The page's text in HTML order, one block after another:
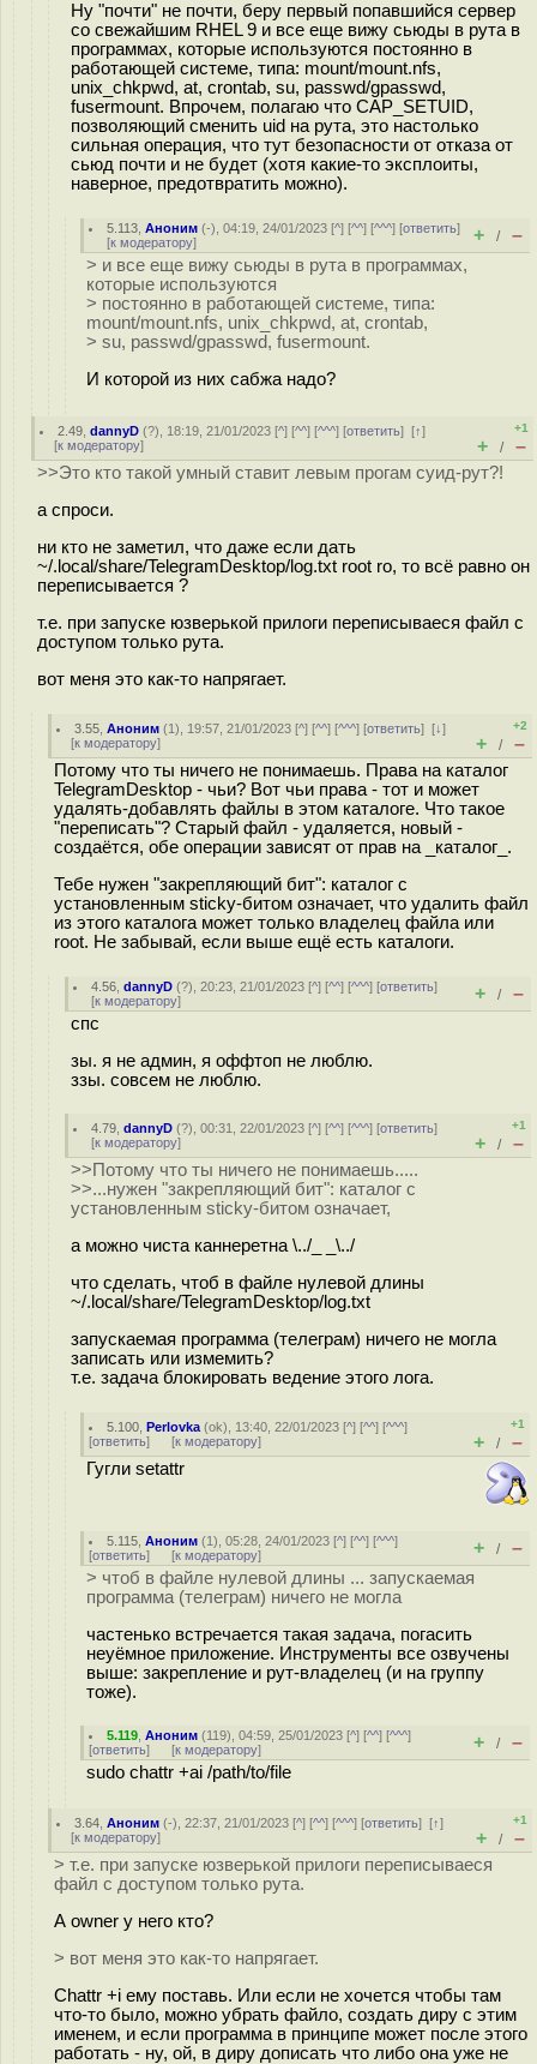
Ну "почти" не почти, беру первый попавшийся сервер
со свежайшим RHEL 9 и все еще вижу сьюды в рута в
программах, которые используются постоянно в
работающей системе, типа: mount/mount.nfs,
unix_chkpwd, at, crontab, su, passwd/gpasswd,
fusermount. Впрочем, полагаю что CAP_SETUID,
позволяющий сменить uid на рута, это настолько
сильная операция, что тут безопасности от отказа от
сьюд почти и не будет (хотя какие-то эксплоиты,
наверное, предотвратить можно).
5.113 ,Аноним (-), 04:19, 24/01/2023 [^] [^^] [^^^] [ответить]
[к модератору] + / –
> и все еще вижу сьюды в рута в программах,
которые используются
> постоянно в работающей системе, типа:
mount/mount.nfs, unix_chkpwd, at, crontab,
> su, passwd/gpasswd, fusermount.
И которой из них сабжа надо?
2.49 ,dannyD (?), 18:19, 21/01/2023 [^] [^^] [^^^] [ответить][↑]
[к модератору]
+1
+ / –
>>Это кто такой умный ставит левым прогам суид-рут?!
а спроси.
ни кто не заметил, что даже если дать
~/.local/share/TelegramDesktop/log.txt root ro, то всё равно он
переписывается ?
т.е. при запуске юзверькой прилоги переписываеся файл с
доступом только рута.
вот меня это как-то напрягает.
3.55 ,Аноним (1), 19:57, 21/01/2023 [^] [^^] [^^^] [ответить][↓]
[к модератору]
+2
+ / –
Потому что ты ничего не понимаешь. Права на каталог
TelegramDesktop - чьи? Вот чьи права - тот и может
удалять-добавлять файлы в этом каталоге. Что такое
"переписать"? Старый файл - удаляется, новый -
создаётся, обе операции зависят от прав на _каталог_.
Тебе нужен "закрепляющий бит": каталог с
установленным sticky-битом означает, что удалить файл
из этого каталога может только владелец файла или
root. Не забывай, если выше ещё есть каталоги.
4.56 ,dannyD (?), 20:23, 21/01/2023 [^] [^^] [^^^] [ответить]
[к модератору] + / –
спс
зы. я не админ, я оффтоп не люблю.
ззы. совсем не люблю.
4.79 ,dannyD (?), 00:31, 22/01/2023 [^] [^^] [^^^] [ответить]
[к модератору]
+1
+ / –
>>Потому что ты ничего не понимаешь.....
>>...нужен "закрепляющий бит": каталог с
установленным sticky-битом означает,
а можно чиста каннеретна \../_ _\../
что сделать, чтоб в файле нулевой длины
~/.local/share/TelegramDesktop/log.txt
запускаемая программа (телеграм) ничего не могла
записать или измемить?
т.е. задача блокировать ведение этого лога.
5.100 ,Perlovka (ok), 13:40, 22/01/2023 [^] [^^] [^^^]
[ответить] [к модератору]
+1
+ / –
Гугли setattr
5.115 ,Аноним (1), 05:28, 24/01/2023 [^] [^^] [^^^]
[ответить] [к модератору] + / –
> чтоб в файле нулевой длины ... запускаемая
программа (телеграм) ничего не могла
частенько встречается такая задача, погасить
неуёмное приложение. Инструменты все озвучены
выше: закрепление и рут-владелец (и на группу
тоже).
5.119 ,Аноним (119), 04:59, 25/01/2023 [^] [^^] [^^^]
[ответить] [к модератору] + / –
sudo chattr +ai /path/to/file
3.64 ,Аноним (-), 22:37, 21/01/2023 [^] [^^] [^^^] [ответить][↑]
[к модератору]
+1
+ / –
> т.е. при запуске юзверькой прилоги переписываеся
файл с доступом только рута.
А owner у него кто?
> вот меня это как-то напрягает.
Chattr +i ему поставь. Или если не хочется чтобы там
что-то было, можно убрать файло, создать диру с этим
именем, и если программа в принципе может после этого
работать - ну, ой, в диру дописать что либо она уже не